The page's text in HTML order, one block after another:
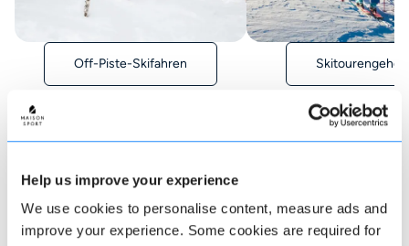
Help us improve your experience
We use cookies to personalise content, measure ads and
improve your experience. Some cookies are required for
Off-Piste-Skifahren Skitourengehen
Wie man bucht